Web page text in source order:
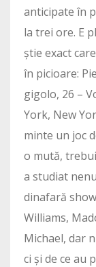
anticipate în
la trei ore. E
știe exact
în picioare:
gigolo, 26 –
York, New
minte un joc
o mută,
a studiat
dinafară
Williams,
Michael, dar
ci și de ce au